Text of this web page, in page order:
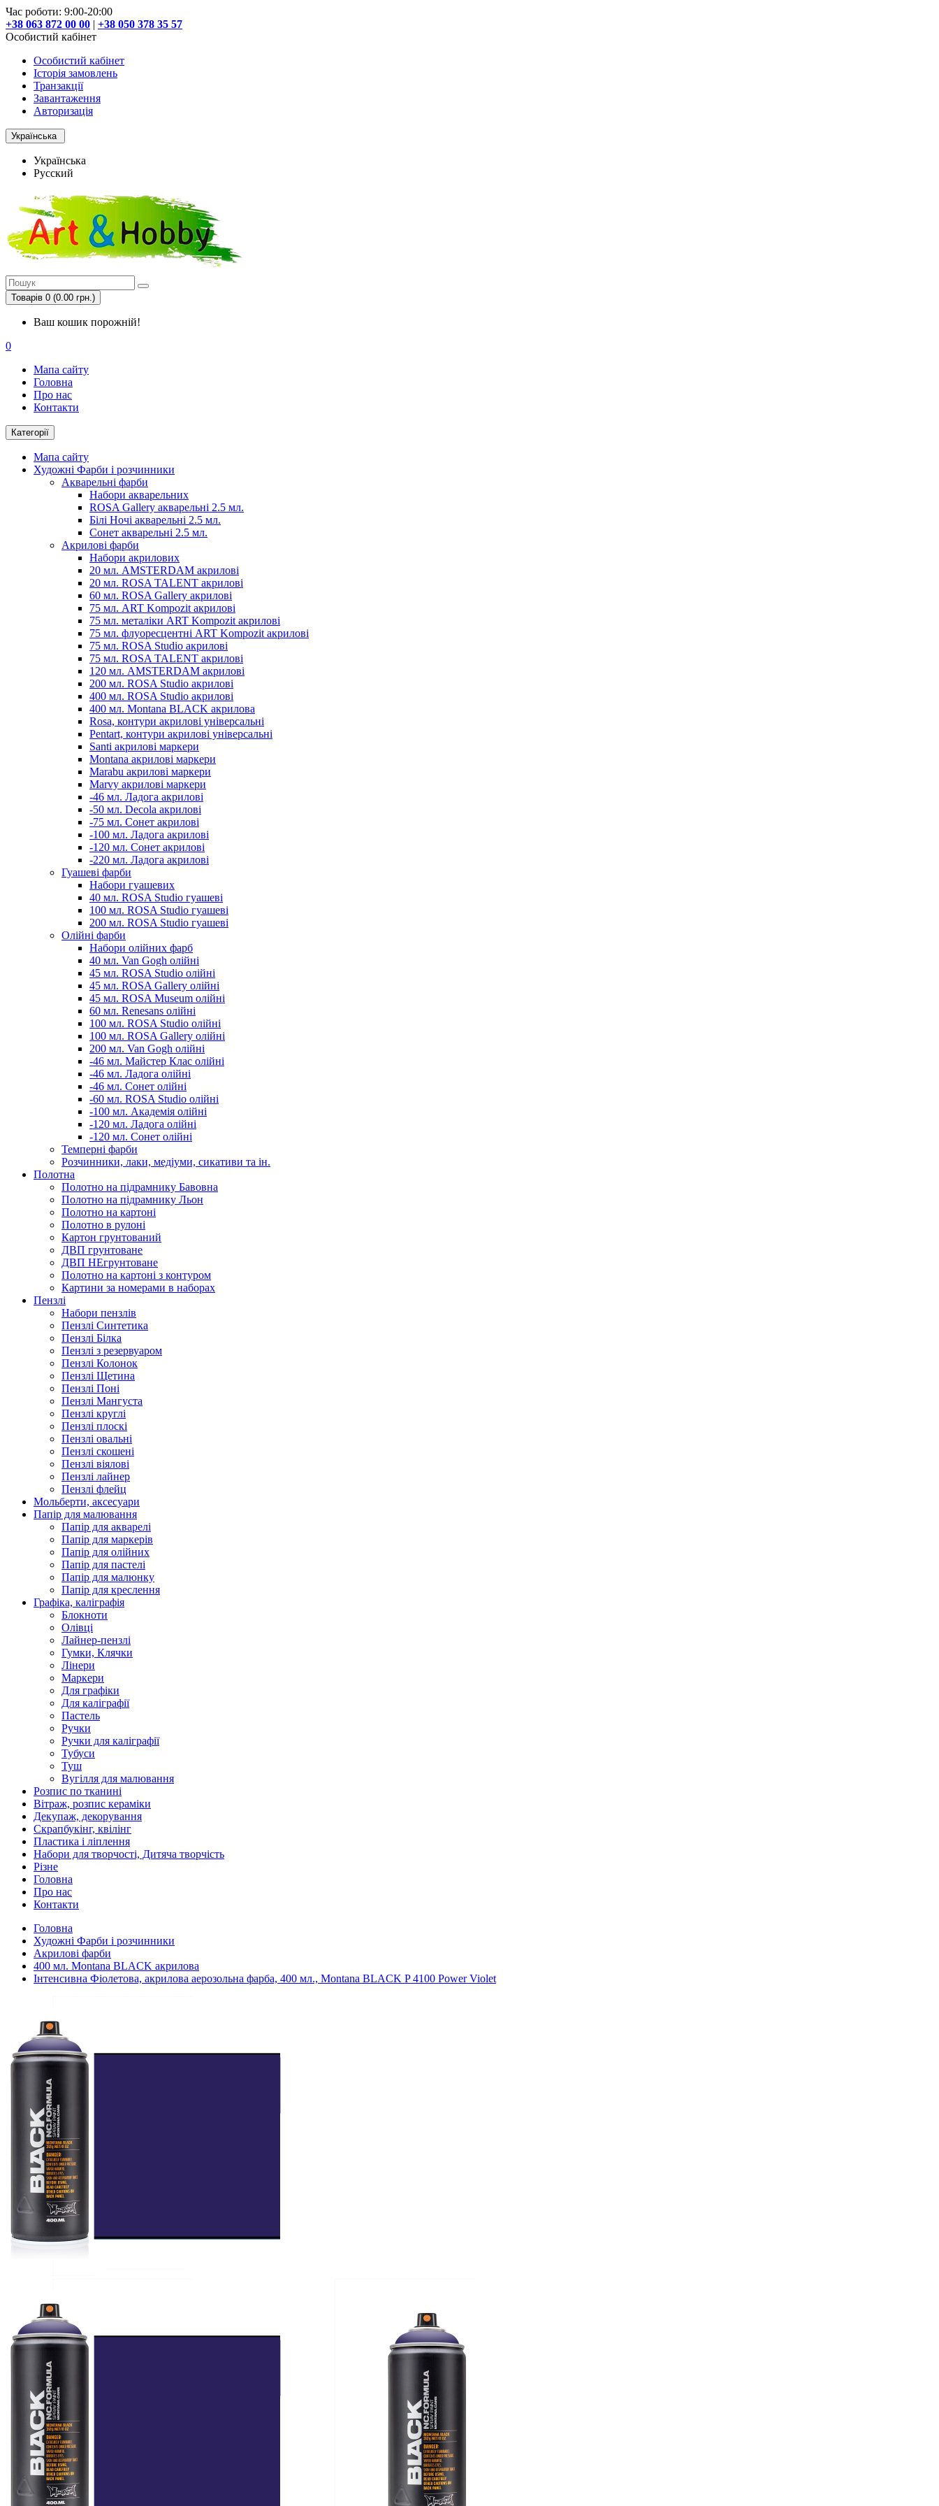
Час роботи: 9:00-20:00
+38 063 872 00 00 | +38 050 378 35 57
Особистий кабінет
Особистий кабінет
Історія замовлень
Транзакції
Завантаження
Авторизація
Українська
Українська
Русский
Товарів 0 (0.00 грн.)
Ваш кошик порожній!
0
Мапа сайту
Головна
Про нас
Контакти
Категорії
Мапа сайту
Художні Фарби і розчинники
Акварельні фарби
Набори акварельних
ROSA Gallery акварельні 2.5 мл.
Білі Ночі акварельні 2.5 мл.
Сонет акварельні 2.5 мл.
Акрилові фарби
Набори акрилових
20 мл. AMSTERDAM акрилові
20 мл. ROSA TALENT акрилові
60 мл. ROSA Gallery акрилові
75 мл. ART Kompozit акрилові
75 мл. металіки ART Kompozit акрилові
75 мл. флуоресцентні ART Kompozit акрилові
75 мл. ROSA Studio акрилові
75 мл. ROSA TALENT акрилові
120 мл. AMSTERDAM акрилові
200 мл. ROSA Studio акрилові
400 мл. ROSA Studio акрилові
400 мл. Montana BLACK акрилова
Rosa, контури акрилові універсальні
Pentart, контури акрилові універсальні
Santi акрилові маркери
Montana акрилові маркери
Marabu акрилові маркери
Marvy акрилові маркери
-46 мл. Ладога акрилові
-50 мл. Decola акрилові
-75 мл. Сонет акрилові
-100 мл. Ладога акрилові
-120 мл. Сонет акрилові
-220 мл. Ладога акрилові
Гуашеві фарби
Набори гуашевих
40 мл. ROSA Studio гуашеві
100 мл. ROSA Studio гуашеві
200 мл. ROSA Studio гуашеві
Олійні фарби
Набори олійних фарб
40 мл. Van Gogh олійні
45 мл. ROSA Studio олійні
45 мл. ROSA Gallery олійні
45 мл. ROSA Museum олійні
60 мл. Renesans олійні
100 мл. ROSA Studio олійні
100 мл. ROSA Gallery олійні
200 мл. Van Gogh олійні
-46 мл. Майстер Клас олійні
-46 мл. Ладога олійні
-46 мл. Сонет олійні
-60 мл. ROSA Studio олійні
-100 мл. Академія олійні
-120 мл. Ладога олійні
-120 мл. Сонет олійні
Темперні фарби
Розчинники, лаки, медіуми, сикативи та ін.
Полотна
Полотно на підрамнику Бавовна
Полотно на підрамнику Льон
Полотно на картоні
Полотно в рулоні
Картон грунтований
ДВП грунтоване
ДВП НЕгрунтоване
Полотно на картоні з контуром
Картини за номерами в наборах
Пензлі
Набори пензлів
Пензлі Синтетика
Пензлі Білка
Пензлі з резервуаром
Пензлі Колонок
Пензлі Щетина
Пензлі Поні
Пензлі Мангуста
Пензлі круглі
Пензлі плоскі
Пензлі овальні
Пензлі скошені
Пензлі віялові
Пензлі лайнер
Пензлі флейц
Мольберти, аксесуари
Папір для малювання
Папір для акварелі
Папір для маркерів
Папір для олійних
Папір для пастелі
Папір для малюнку
Папір для креслення
Графіка, каліграфія
Блокноти
Олівці
Лайнер-пензлі
Гумки, Клячки
Лінери
Маркери
Для графіки
Для каліграфії
Пастель
Ручки
Ручки для каліграфії
Тубуси
Туш
Вугілля для малювання
Розпис по тканині
Вітраж, розпис кераміки
Декупаж, декорування
Скрапбукінг, квілінг
Пластика і ліплення
Набори для творчості, Дитяча творчість
Різне
Головна
Про нас
Контакти
Головна
Художні Фарби і розчинники
Акрилові фарби
400 мл. Montana BLACK акрилова
Інтенсивна Фіолетова, акрилова аерозольна фарба, 400 мл., Montana BLACK P 4100 Power Violet